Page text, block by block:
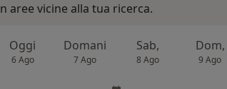
aree vicine alla tua ricerca.
Oggi
6 Ago
Domani
7 Ago
Sab,
8 Ago
Dom,
9 Ago